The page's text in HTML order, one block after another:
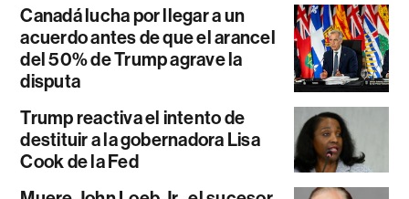
Canadá lucha por llegar a un
acuerdo antes de que el arancel
del 50% de Trump agrave la
disputa
Trump reactiva el intento de
destituir a la gobernadora Lisa
Cook de la Fed